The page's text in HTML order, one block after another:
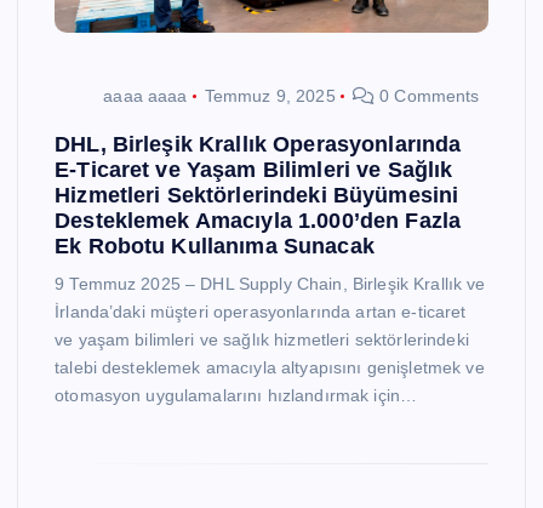
aaaa aaaa Temmuz 9, 2025 0 Comments
DHL, Birleşik Krallık Operasyonlarında
E-Ticaret ve Yaşam Bilimleri ve Sağlık
Hizmetleri Sektörlerindeki Büyümesini
Desteklemek Amacıyla 1.000’den Fazla
Ek Robotu Kullanıma Sunacak
9 Temmuz 2025 – DHL Supply Chain, Birleşik Krallık ve
İrlanda’daki müşteri operasyonlarında artan e-ticaret
ve yaşam bilimleri ve sağlık hizmetleri sektörlerindeki
talebi desteklemek amacıyla altyapısını genişletmek ve
otomasyon uygulamalarını hızlandırmak için…